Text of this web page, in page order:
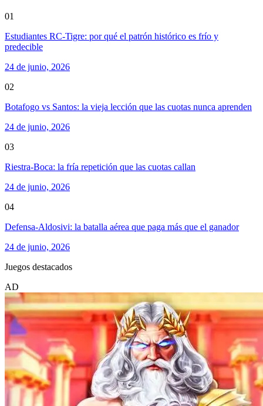
01
Estudiantes RC-Tigre: por qué el patrón histórico es frío y
predecible
24 de junio, 2026
02
Botafogo vs Santos: la vieja lección que las cuotas nunca aprenden
24 de junio, 2026
03
Riestra-Boca: la fría repetición que las cuotas callan
24 de junio, 2026
04
Defensa-Aldosivi: la batalla aérea que paga más que el ganador
24 de junio, 2026
Juegos destacados
AD